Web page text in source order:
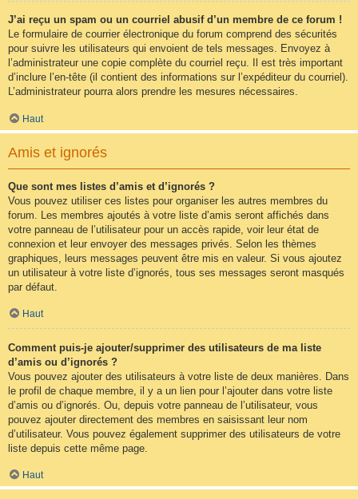
J’ai reçu un spam ou un courriel abusif d’un membre de ce forum !
Le formulaire de courrier électronique du forum comprend des sécurités
pour suivre les utilisateurs qui envoient de tels messages. Envoyez à
l’administrateur une copie complète du courriel reçu. Il est très important
d’inclure l’en-tête (il contient des informations sur l’expéditeur du courriel).
L’administrateur pourra alors prendre les mesures nécessaires.
Haut
Amis et ignorés
Que sont mes listes d’amis et d’ignorés ?
Vous pouvez utiliser ces listes pour organiser les autres membres du
forum. Les membres ajoutés à votre liste d’amis seront affichés dans
votre panneau de l’utilisateur pour un accès rapide, voir leur état de
connexion et leur envoyer des messages privés. Selon les thèmes
graphiques, leurs messages peuvent être mis en valeur. Si vous ajoutez
un utilisateur à votre liste d’ignorés, tous ses messages seront masqués
par défaut.
Haut
Comment puis-je ajouter/supprimer des utilisateurs de ma liste
d’amis ou d’ignorés ?
Vous pouvez ajouter des utilisateurs à votre liste de deux manières. Dans
le profil de chaque membre, il y a un lien pour l’ajouter dans votre liste
d’amis ou d’ignorés. Ou, depuis votre panneau de l’utilisateur, vous
pouvez ajouter directement des membres en saisissant leur nom
d’utilisateur. Vous pouvez également supprimer des utilisateurs de votre
liste depuis cette même page.
Haut